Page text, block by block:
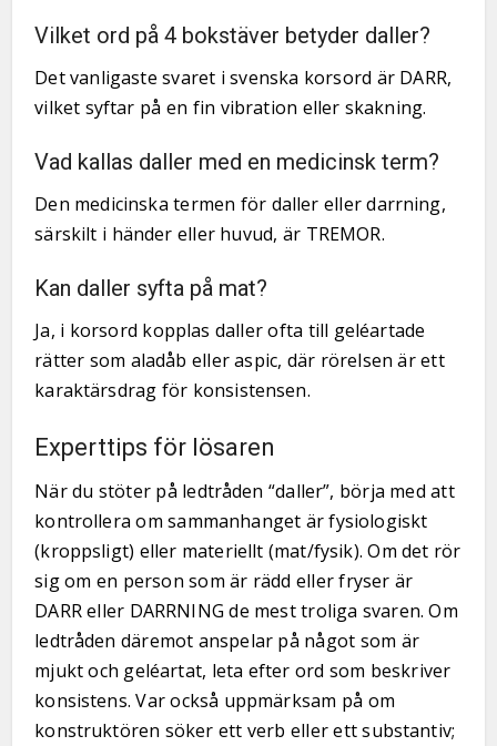
Vilket ord på 4 bokstäver betyder daller?
Det vanligaste svaret i svenska korsord är DARR,
vilket syftar på en fin vibration eller skakning.
Vad kallas daller med en medicinsk term?
Den medicinska termen för daller eller darrning,
särskilt i händer eller huvud, är TREMOR.
Kan daller syfta på mat?
Ja, i korsord kopplas daller ofta till geléartade
rätter som aladåb eller aspic, där rörelsen är ett
karaktärsdrag för konsistensen.
Experttips för lösaren
När du stöter på ledtråden “daller”, börja med att
kontrollera om sammanhanget är fysiologiskt
(kroppsligt) eller materiellt (mat/fysik). Om det rör
sig om en person som är rädd eller fryser är
DARR eller DARRNING de mest troliga svaren. Om
ledtråden däremot anspelar på något som är
mjukt och geléartat, leta efter ord som beskriver
konsistens. Var också uppmärksam på om
konstruktören söker ett verb eller ett substantiv;